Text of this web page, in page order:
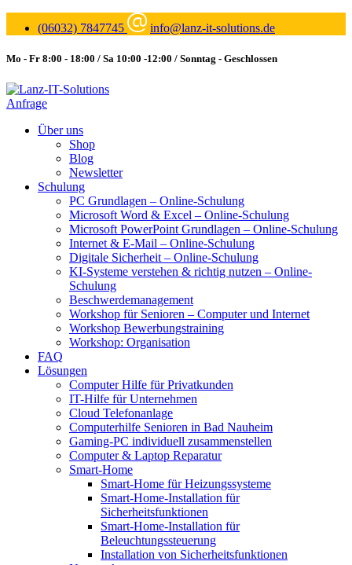
(06032) 7847745 info@lanz-it-solutions.de
Mo - Fr 8:00 - 18:00 / Sa 10:00 -12:00 / Sonntag - Geschlossen
Anfrage
Über uns
Shop
Blog
Newsletter
Schulung
PC Grundlagen – Online-Schulung
Microsoft Word & Excel – Online-Schulung
Microsoft PowerPoint Grundlagen – Online-Schulung
Internet & E-Mail – Online-Schulung
Digitale Sicherheit – Online-Schulung
KI-Systeme verstehen & richtig nutzen – Online-
Schulung
Beschwerdemanagement
Workshop für Senioren – Computer und Internet
Workshop Bewerbungstraining
Workshop: Organisation
FAQ
Lösungen
Computer Hilfe für Privatkunden
IT-Hilfe für Unternehmen
Cloud Telefonanlage
Computerhilfe Senioren in Bad Nauheim
Gaming-PC individuell zusammenstellen
Computer & Laptop Reparatur
Smart-Home
Smart-Home für Heizungssysteme
Smart-Home-Installation für
Sicherheitsfunktionen
Smart-Home-Installation für
Beleuchtungssteuerung
Installation von Sicherheitsfunktionen